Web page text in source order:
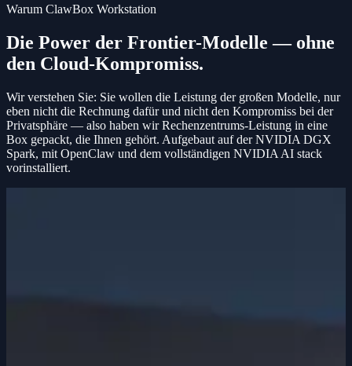
Warum ClawBox Workstation
Die Power der Frontier-Modelle — ohne
den Cloud-Kompromiss.
Wir verstehen Sie: Sie wollen die Leistung der großen Modelle, nur
eben nicht die Rechnung dafür und nicht den Kompromiss bei der
Privatsphäre — also haben wir Rechenzentrums-Leistung in eine
Box gepackt, die Ihnen gehört. Aufgebaut auf der NVIDIA DGX
Spark, mit OpenClaw und dem vollständigen NVIDIA AI stack
vorinstalliert.